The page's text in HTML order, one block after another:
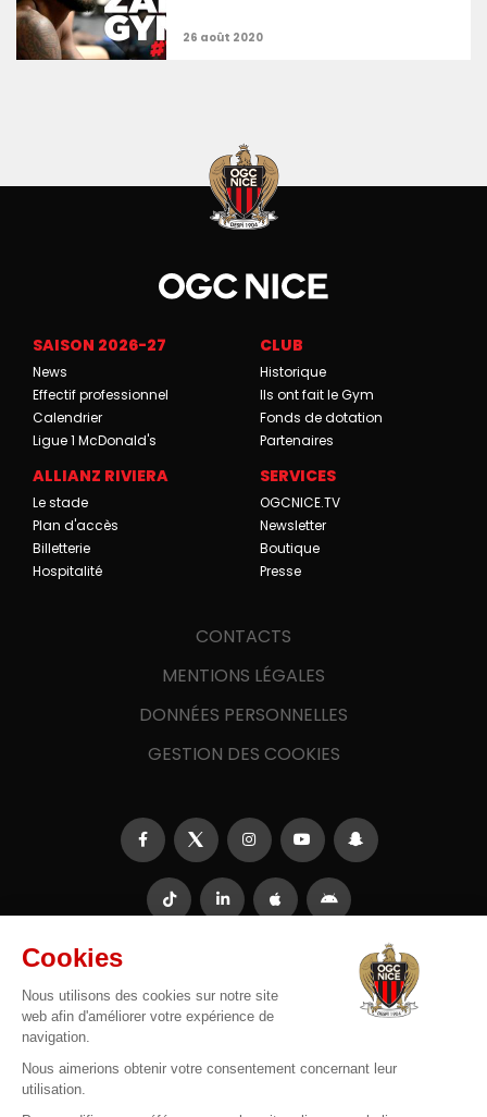
SAISON 2026-27
News
Effectif professionnel
Calendrier
Ligue 1 McDonald's
CLUB
Historique
Ils ont fait le Gym
Fonds de dotation
Partenaires
ALLIANZ RIVIERA
Le stade
Plan d'accès
Billetterie
Hospitalité
SERVICES
OGCNICE.TV
Newsletter
Boutique
Presse
CONTACTS
MENTIONS LÉGALES
DONNÉES PERSONNELLES
GESTION DES COOKIES